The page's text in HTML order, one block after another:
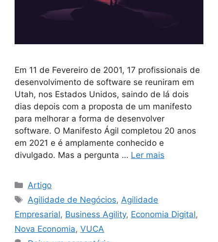
Em 11 de Fevereiro de 2001, 17 profissionais de
desenvolvimento de software se reuniram em
Utah, nos Estados Unidos, saindo de lá dois
dias depois com a proposta de um manifesto
para melhorar a forma de desenvolver
software. O Manifesto Ágil completou 20 anos
em 2021 e é amplamente conhecido e
divulgado. Mas a pergunta … Ler mais
Artigo
Agilidade de Negócios, Agilidade
Empresarial, Business Agility, Economia Digital,
Nova Economia, VUCA